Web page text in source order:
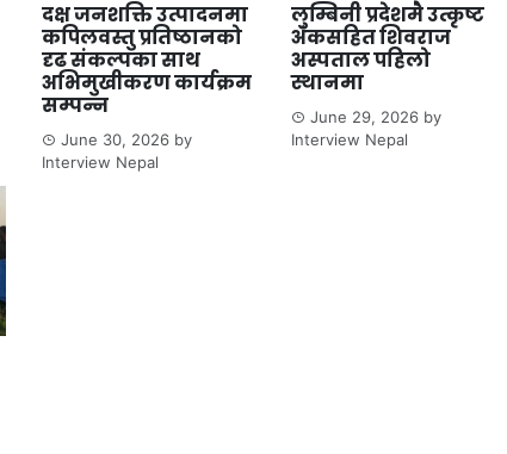
दक्ष जनशक्ति उत्पादनमा
कपिलवस्तु प्रतिष्ठानको
दृढ संकल्पका साथ
अभिमुखीकरण कार्यक्रम
सम्पन्न
June 30, 2026by
Interview Nepal
लुम्बिनी प्रदेशमै उत्कृष्ट
अंकसहित शिवराज
अस्पताल पहिलो
स्थानमा
June 29, 2026by
Interview Nepal